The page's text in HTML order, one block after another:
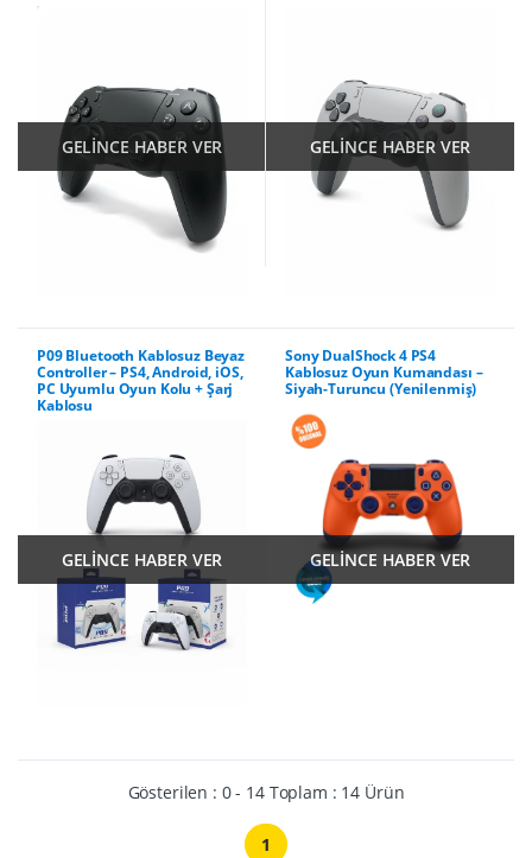
GELİNCE HABER VER GELİNCE HABER VER
P09 Bluetooth Kablosuz Beyaz
Controller – PS4, Android, iOS,
PC Uyumlu Oyun Kolu + Şarj
Kablosu
GELİNCE HABER VER
Sony DualShock 4 PS4
Kablosuz Oyun Kumandası –
Siyah-Turuncu (Yenilenmiş)
GELİNCE HABER VER
Gösterilen : 0 - 14 Toplam : 14 Ürün
1